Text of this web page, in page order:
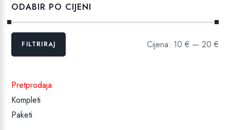
ODABIR PO CIJENI
Min
MaksFILTRIRAJ Cijena: 10 € — 20 €
Pretprodaja
Kompleti
Paketi